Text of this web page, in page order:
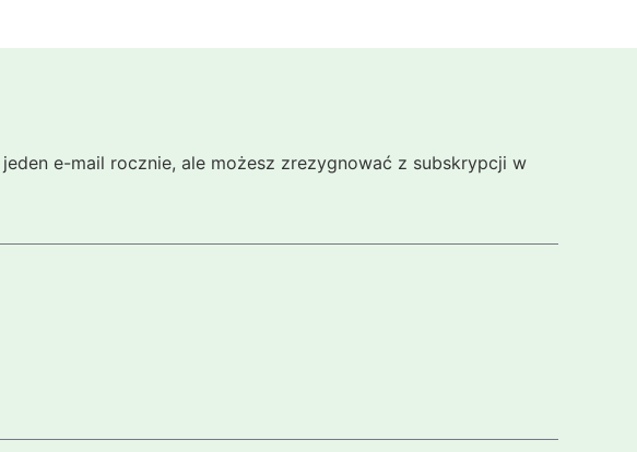
e-mail rocznie, ale możesz zrezygnować z subskrypcji w